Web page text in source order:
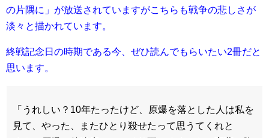
の片隅に」が放送されていますがこちらも戦争の悲しさが
淡々と描かれています。
終戦記念日の時期である今、ぜひ読んでもらいたい2冊だと
思います。
「うれしい？10年たったけど、原爆を落とした人は私を
見て、やった、またひとり殺せたって思うてくれと